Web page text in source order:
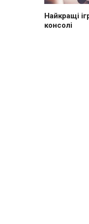
Найкращі
консолі